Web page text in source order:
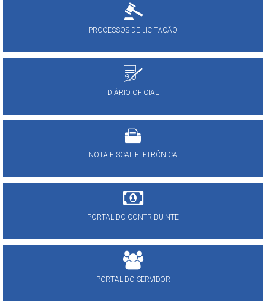
PROCESSOS DE LICITAÇÃO
DIÁRIO OFICIAL
NOTA FISCAL ELETRÔNICA
PORTAL DO CONTRIBUINTE
PORTAL DO SERVIDOR